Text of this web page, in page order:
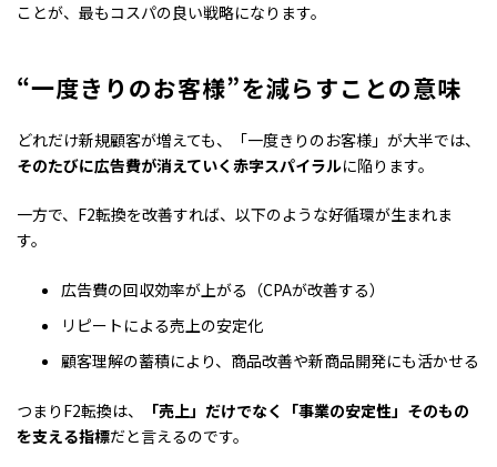
ことが、最もコスパの良い戦略になります。
“一度きりのお客様”を減らすことの意味
どれだけ新規顧客が増えても、「一度きりのお客様」が大半では、
そのたびに広告費が消えていく赤字スパイラルに陥ります。
一方で、F2転換を改善すれば、以下のような好循環が生まれま
す。
広告費の回収効率が上がる（CPAが改善する）
リピートによる売上の安定化
顧客理解の蓄積により、商品改善や新商品開発にも活かせる
つまりF2転換は、
「売上」だけでなく「事業の安定性」そのもの
を支える指標だと言えるのです。